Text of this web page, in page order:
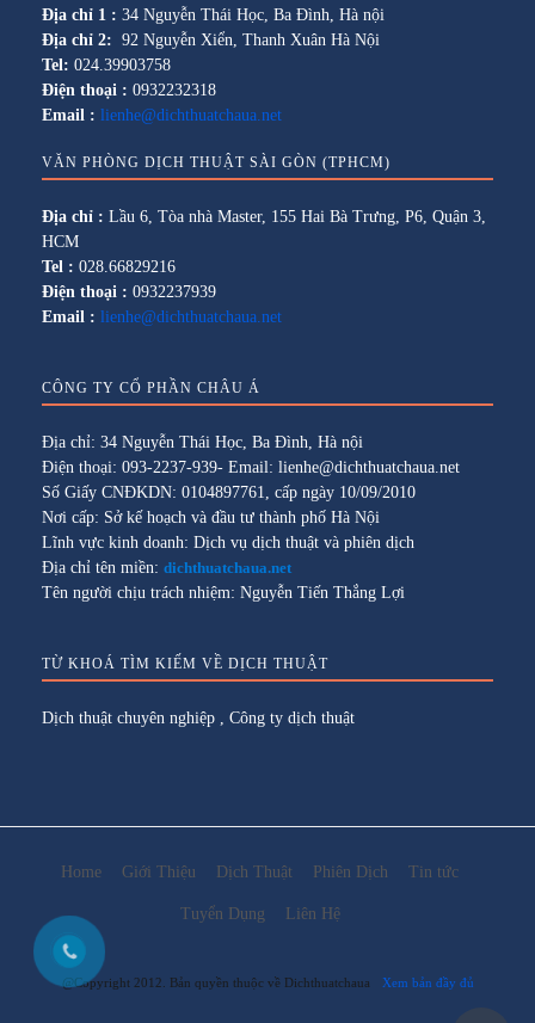
Địa chỉ 1 : 34 Nguyễn Thái Học, Ba Đình, Hà nội
Địa chỉ 2: 92 Nguyễn Xiển, Thanh Xuân Hà Nội
Tel: 024.39903758
Điện thoại : 0932232318
Email : lienhe@dichthuatchaua.net
VĂN PHÒNG DỊCH THUẬT SÀI GÒN (TPHCM)
Địa chỉ : Lầu 6, Tòa nhà Master, 155 Hai Bà Trưng, P6, Quận 3,
HCM
Tel : 028.66829216
Điện thoại : 0932237939
Email : lienhe@dichthuatchaua.net
CÔNG TY CỔ PHẦN CHÂU Á
Địa chỉ: 34 Nguyễn Thái Học, Ba Đình, Hà nội
Điện thoại: 093-2237-939- Email: lienhe@dichthuatchaua.net
Số Giấy CNĐKDN: 0104897761, cấp ngày 10/09/2010
Nơi cấp: Sở kế hoạch và đầu tư thành phố Hà Nội
Lĩnh vực kinh doanh: Dịch vụ dịch thuật và phiên dịch
Địa chỉ tên miền: dichthuatchaua.net
Tên người chịu trách nhiệm: Nguyễn Tiến Thắng Lợi
TỪ KHOÁ TÌM KIẾM VỀ DỊCH THUẬT
Dịch thuật chuyên nghiệp , Công ty dịch thuật
Home Giới Thiệu Dịch Thuật Phiên Dịch Tin tức
Tuyển Dụng Liên Hệ
@Copyright 2012. Bản quyền thuộc về Dichthuatchaua Xem bản đầy đủ